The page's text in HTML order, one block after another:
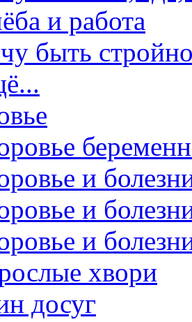
и работа
быть
и
и
и
хвори
досуг